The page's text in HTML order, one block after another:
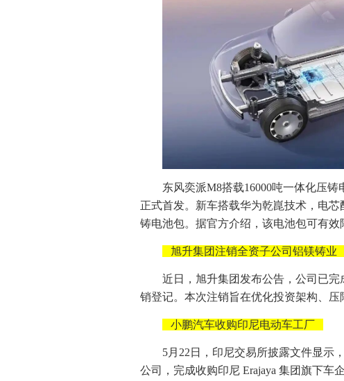
东风奕派M8搭载16000吨一体化压
正式首发。新车搭载华为乾崑技术，电
铸电池包。据官方介绍，该电池包可有效
旭升集团注销全资子公司铝镁铸业
近日，旭升集团发布公告，公司已
销登记。本次注销旨在优化投资架构、压
小鹏汽车收购印尼电动车工厂
5月22日，印尼交易所披露文件显示
公司，完成收购印尼 Erajaya 集团旗下车